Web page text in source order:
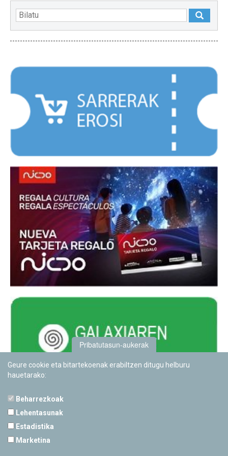
Pribatutasun-aukerak
Geure cookie eta bitartekoenak erabiltzen ditugu helburu
hauetarako:
Beharrezkoak
Lehentasunak
Estadistika
Marketina